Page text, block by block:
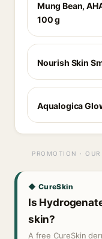
Mung Bean,
100 g
Nourish Skin
Aqualogica
PROMOTION ·
◆ CureSkin
Is
skin?
A free CureSkin